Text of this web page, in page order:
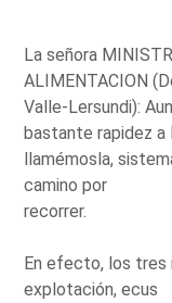
La señora
ALIMENTACION
Valle-Lersundi):
bastante rapidez a
llamémosla,
camino por
recorrer.
En efecto, los tres
explotación, ecus